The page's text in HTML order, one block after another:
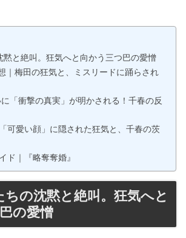
黙と絶叫。狂気へと向かう三つ巴の愛憎
｜梅田の狂気と、ミスリードに踊らされ
「衝撃の真実」が明かされる！千春の反
可愛い顔」に隠された狂気と、千春の茨
ド｜『略奪奪婚』
ちの沈黙と絶叫。狂気へと
の愛憎